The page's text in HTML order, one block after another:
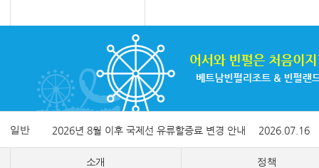
일반 2026년 8월 이후 국제선 유류할증료 변경 안내 2026.07.16
소개 정책